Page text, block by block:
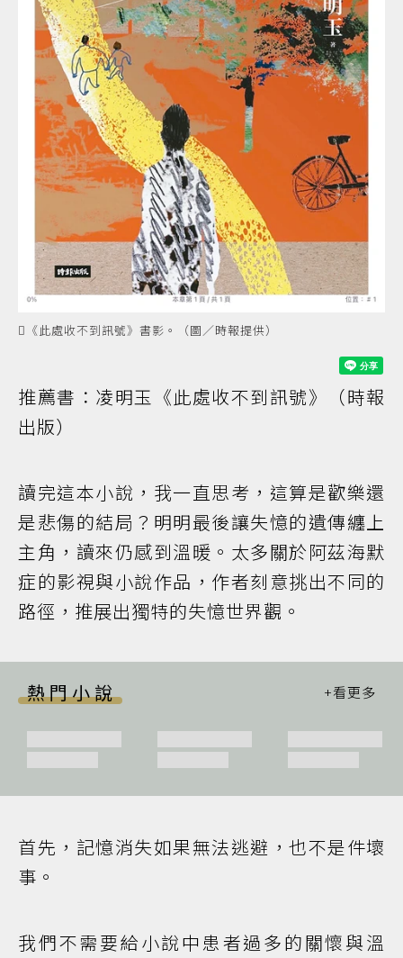
《此處收不到訊號》書影。（圖／時報提供）
推薦書：凌明玉《此處收不到訊號》（時報
出版）
讀完這本小說，我一直思考，這算是歡樂還
是悲傷的結局？明明最後讓失憶的遺傳纏上
主角，讀來仍感到溫暖。太多關於阿茲海默
症的影視與小說作品，作者刻意挑出不同的
路徑，推展出獨特的失憶世界觀。
熱門小說
首先，記憶消失如果無法逃避，也不是件壞
事。
我們不需要給小說中患者過多的關懷與溫